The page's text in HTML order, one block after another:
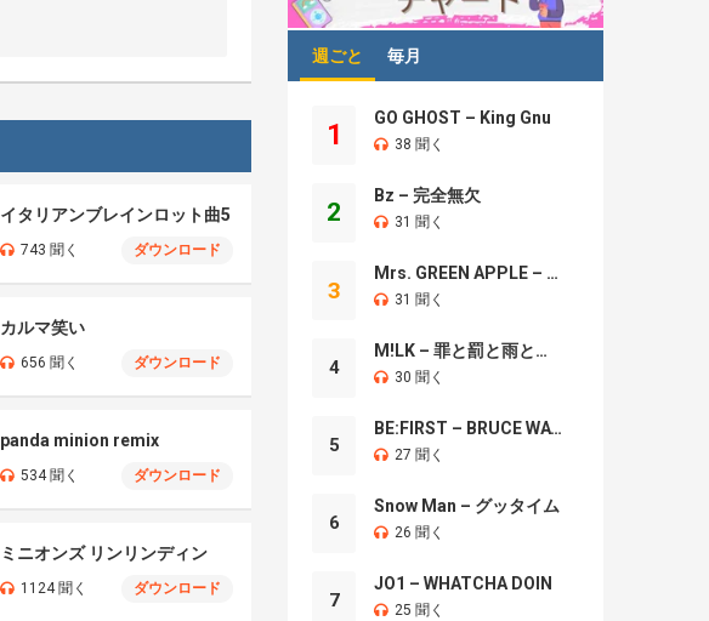
イタリアンブレインロット曲5
743 聞く ダウンロード
カルマ笑い
656 聞く ダウンロード
panda minion remix
534 聞く ダウンロード
ミニオンズ リンリンディン
1124 聞く ダウンロード
週ごと 毎月
1
GO GHOST – King Gnu
38 聞く
2
Bz – 完全無欠
31 聞く
3
Mrs. GREEN APPLE – Brand New
31 聞く
4
M!LK – 罪と罰と雨とキス
30 聞く
5
BE:FIRST – BRUCE WAYNE
27 聞く
6
Snow Man – グッタイム
26 聞く
7
JO1 – WHATCHA DOIN
25 聞く